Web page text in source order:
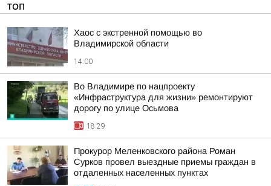
ТОП
Хаос с экстренной помощью во
Владимирской области
14:00
Во Владимире по нацпроекту
«Инфраструктура для жизни» ремонтируют
дорогу по улице Осьмова
18:29
Прокурор Меленковского района Роман
Сурков провел выездные приемы граждан в
отдаленных населенных пунктах